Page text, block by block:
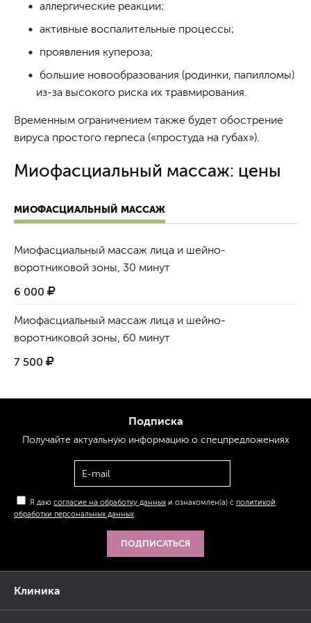
аллергические реакции;
активные воспалительные процессы;
проявления купероза;
большие новообразования (родинки, папилломы)
из-за высокого риска их травмирования.
Временным ограничением также будет обострение
вируса простого герпеса («простуда на губах»).
Миофасциальный массаж: цены
МИОФАСЦИАЛЬНЫЙ МАССАЖ
Миофасциальный массаж лица и шейно-
воротниковой зоны, 30 минут
6 000
Миофасциальный массаж лица и шейно-
воротниковой зоны, 60 минут
7 500
Клиника
Подписка
Получайте актуальнуюинформациюо спецпредложениях
Я даю согласие на обработку данных и ознакомлен(а) с политикой
обработки персональных данных
ПОДПИСАТЬСЯ